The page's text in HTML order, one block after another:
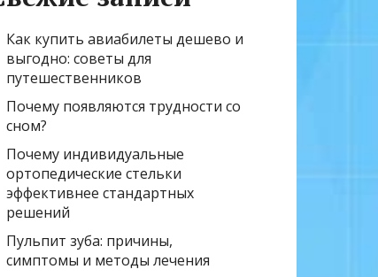
Как купить авиабилеты дешево и
выгодно: советы для
путешественников
Почему появляются трудности со
сном?
Почему индивидуальные
ортопедические стельки
эффективнее стандартных
решений
Пульпит зуба: причины,
симптомы и методы лечения